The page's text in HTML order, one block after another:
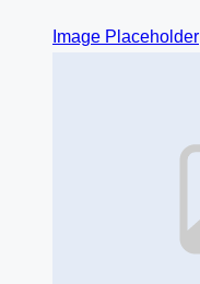
Image Placeholder